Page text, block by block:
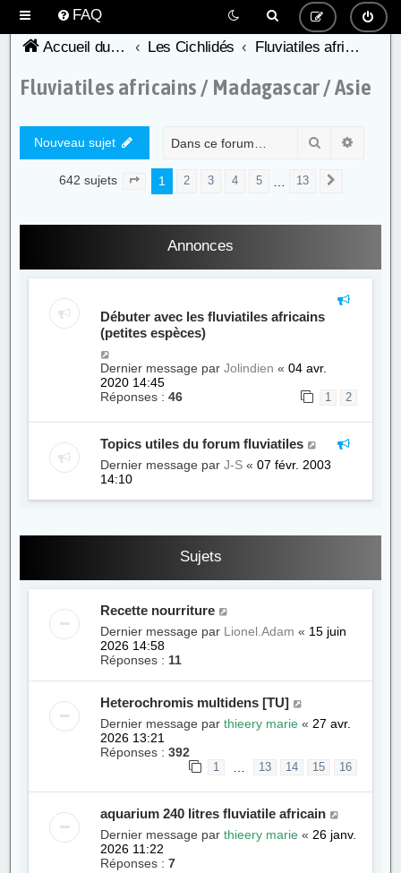
FAQ
Accueil du forum de l'AFC
Les Cichlidés Fluviatiles africains / Madagascar / Asie
Fluviatiles africains / Madagascar / Asie
Nouveau sujet Rechercher
642 sujets Page sur 13
1 2 3 4 5 13
Annonces
Débuter avec les fluviatiles africains
(petites espèces)
Dernier message parJolindien «04 avr.
2020 14:45
Réponses :46 1 2
Topics utiles du forum fluviatiles
Dernier message parJ-S «07 févr. 2003
14:10
Sujets
Recette nourriture
Dernier message par Lionel.Adam « 15 juin
2026 14:58
Réponses : 11
Heterochromis multidens [TU]
Dernier message parthieery marie « 27 avr.
2026 13:21
Réponses :392
1 … 13 14 15 16
aquarium 240 litres fluviatile africain
Dernier message parthieery marie «26 janv.
2026 11:22
Réponses :7